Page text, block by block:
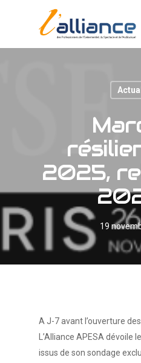
2025,
19
A J-7 avant l’ouverture
L’Alliance APESA
issus de son sondage